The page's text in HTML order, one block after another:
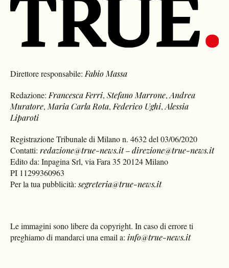
Direttore responsabile: Fabio Massa
Redazione: Francesca Ferri,Stefano Marrone,Andrea
Muratore, Maria Carla Rota, Federico Ughi,Alessia
Liparoti
Registrazione Tribunale di Milano n. 4632 del 03/06/2020
Contatti:redazione@true-news.it–direzione@true-news.it
Edito da: Inpagina Srl, via Fara 35 20124 Milano
PI 11299360963
Per la tua pubblicità:segreteria@true-news.it
Le immagini sono libere da copyright. In caso di errore ti
preghiamo di mandarci una email a: info@true-news.it